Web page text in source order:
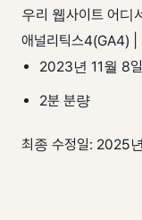
팀 내재화
GI-Radar ↗
우리 웹사이트 어디
애널리틱스4(GA4) |
2023년 11월 8일
2분 분량
최종 수정일: 2025